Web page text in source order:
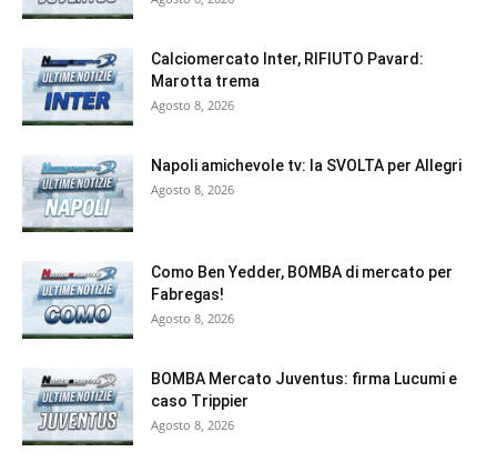
Calciomercato Inter, RIFIUTO Pavard:
Marotta trema
Agosto 8, 2026
Napoli amichevole tv: la SVOLTA per Allegri
Agosto 8, 2026
Como Ben Yedder, BOMBA di mercato per
Fabregas!
Agosto 8, 2026
BOMBA Mercato Juventus: firma Lucumi e
caso Trippier
Agosto 8, 2026